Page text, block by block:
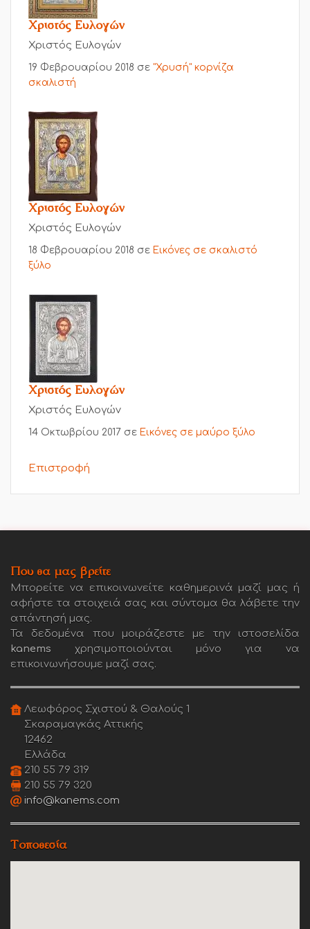
Χριστός Ευλογών
Χριστός Ευλογών
19 Φεβρουαρίου 2018 σε "Χρυσή" κορνίζα
σκαλιστή
Χριστός Ευλογών
Χριστός Ευλογών
18 Φεβρουαρίου 2018 σε Εικόνες σε σκαλιστό
ξύλο
Χριστός Ευλογών
Χριστός Ευλογών
14 Οκτωβρίου 2017 σε Εικόνες σε μαύρο ξύλο
Επιστροφή
Που θα μας βρείτε
Μπορείτε να επικοινωνείτε καθημερινά μαζί μας ή
αφήστε τα στοιχειά σας και σύντομα θα λάβετε την
απάντησή μας.
Τα δεδομένα που μοιράζεστε με την ιστοσελίδα
kanems χρησιμοποιούνται μόνο για να
επικοινωνήσουμε μαζί σας.
Λεωφόρος Σχιστού & Θαλούς 1
Σκαραμαγκάς Αττικής
12462
Ελλάδα
210 55 79 319
210 55 79 320
info@kanems.com
Τοποθεσία